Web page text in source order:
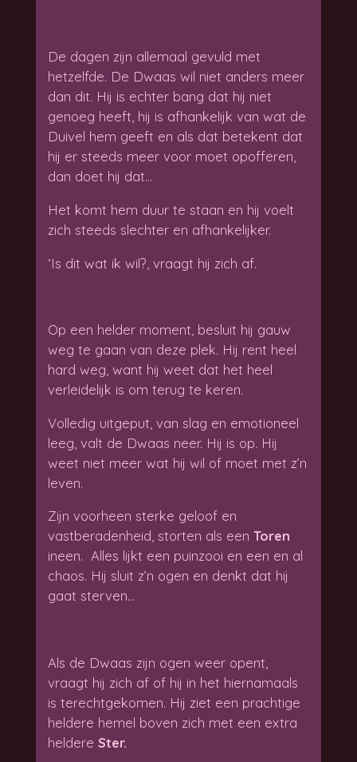
De dagen zijn allemaal gevuld met
hetzelfde. De Dwaas wil niet anders meer
dan dit. Hij is echter bang dat hij niet
genoeg heeft, hij is afhankelijk van wat de
Duivel hem geeft en als dat betekent dat
hij er steeds meer voor moet opofferen,
dan doet hij dat…
Het komt hem duur te staan en hij voelt
zich steeds slechter en afhankelijker.
‘Is dit wat ik wil?, vraagt hij zich af.
Op een helder moment, besluit hij gauw
weg te gaan van deze plek. Hij rent heel
hard weg, want hij weet dat het heel
verleidelijk is om terug te keren.
Volledig uitgeput, van slag en emotioneel
leeg, valt de Dwaas neer. Hij is op. Hij
weet niet meer wat hij wil of moet met z’n
leven.
Zijn voorheen sterke geloof en
vastberadenheid, storten als een Toren
ineen. Alles lijkt een puinzooi en een en al
chaos. Hij sluit z’n ogen en denkt dat hij
gaat sterven…
Als de Dwaas zijn ogen weer opent,
vraagt hij zich af of hij in het hiernamaals
is terechtgekomen. Hij ziet een prachtige
heldere hemel boven zich met een extra
heldere Ster.